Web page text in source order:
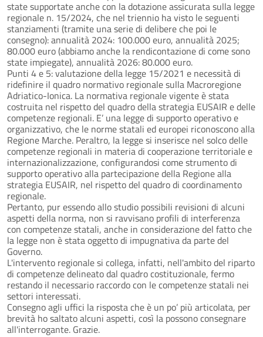
state supportate anche con la dotazione assicurata sulla legge
regionale n. 15/2024, che nel triennio ha visto le seguenti
stanziamenti (tramite una serie di delibere che poi le
consegno): annualità 2024: 100.000 euro, annualità 2025;
80.000 euro (abbiamo anche la rendicontazione di come sono
state impiegate), annualità 2026: 80.000 euro.
Punti 4 e 5: valutazione della legge 15/2021 e necessità di
ridefinire il quadro normativo regionale sulla Macroregione
Adriatico-Ionica. La normativa regionale vigente è stata
costruita nel rispetto del quadro della strategia EUSAIR e delle
competenze regionali. E’ una legge di supporto operativo e
organizzativo, che le norme statali ed europei riconoscono alla
Regione Marche. Peraltro, la legge si inserisce nel solco delle
competenze regionali in materia di cooperazione territoriale e
internazionalizzazione, configurandosi come strumento di
supporto operativo alla partecipazione della Regione alla
strategia EUSAIR, nel rispetto del quadro di coordinamento
regionale.
Pertanto, pur essendo allo studio possibili revisioni di alcuni
aspetti della norma, non si ravvisano profili di interferenza
con competenze statali, anche in considerazione del fatto che
la legge non è stata oggetto di impugnativa da parte del
Governo.
L'intervento regionale si collega, infatti, nell'ambito del riparto
di competenze delineato dal quadro costituzionale, fermo
restando il necessario raccordo con le competenze statali nei
settori interessati.
Consegno agli uffici la risposta che è un po’ più articolata, per
brevità ho saltato alcuni aspetti, così la possono consegnare
all'interrogante. Grazie.